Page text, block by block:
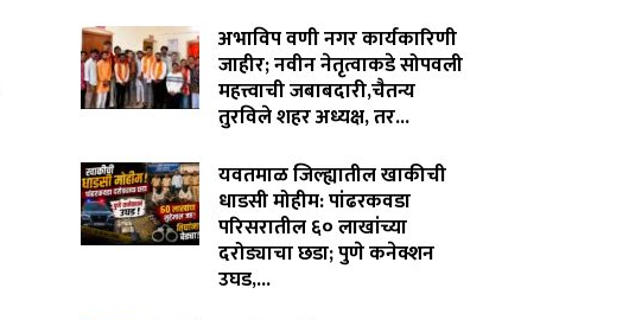
अभाविप वणी नगर कार्यकारिणी
जाहीर; नवीन नेतृत्वाकडे सोपवली
महत्त्वाची जबाबदारी,चैतन्य
तुरविले शहर अध्यक्ष, तर...
यवतमाळ जिल्ह्यातील खाकीची
धाडसी मोहीम: पांढरकवडा
परिसरातील ६० लाखांच्या
दरोड्याचा छडा; पुणे कनेक्शन
उघड,...